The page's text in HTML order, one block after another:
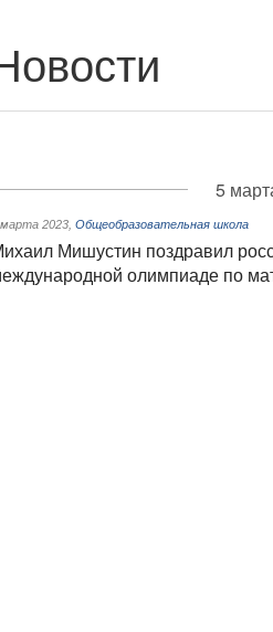
5
2023 Общеобразовательная школа
Мишустин поздравил
олимпиаде по